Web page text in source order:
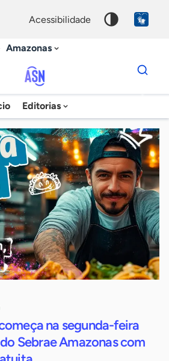
acessibilidade
Amazonas
Agência
Sebrae
de
Notícias
Editorias
Dados
para
chave
na segunda-feira
Sebrae Amazonas com